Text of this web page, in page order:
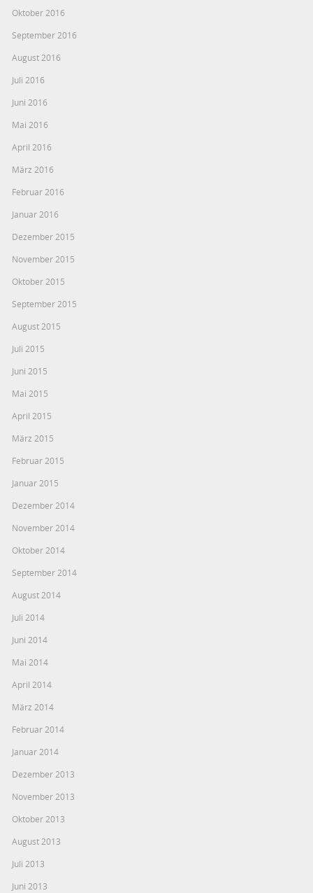
Oktober 2016
September 2016
August 2016
Juli 2016
Juni 2016
Mai 2016
April 2016
März 2016
Februar 2016
Januar 2016
Dezember 2015
November 2015
Oktober 2015
September 2015
August 2015
Juli 2015
Juni 2015
Mai 2015
April 2015
März 2015
Februar 2015
Januar 2015
Dezember 2014
November 2014
Oktober 2014
September 2014
August 2014
Juli 2014
Juni 2014
Mai 2014
April 2014
März 2014
Februar 2014
Januar 2014
Dezember 2013
November 2013
Oktober 2013
August 2013
Juli 2013
Juni 2013